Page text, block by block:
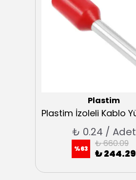
Plastim
₺ 0.24 / Adet
%63 ₺ 660.09
₺ 244.29